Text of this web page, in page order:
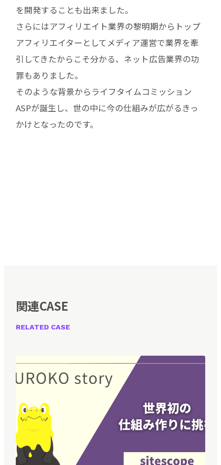
を開発することも出来ました。
さらにはアフィリエイト業界の黎明期からトップ
アフィリエイターとしてメディア運営で業界を牽
引してきたからこそ分かる、ネット広告業界の功
罪もありました。
そのような背景からライフタイムコミッション
ASPが誕生し、世の中に今の仕組みが広がるきっ
かけとなったのです。
関連CASE
RELATED CASE